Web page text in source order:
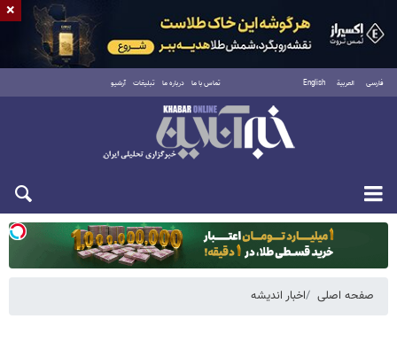
فارسی العربية English تماس با ما درباره ما تبلیغات آرشیو
دوشنبه ۱۹ مرداد ۱۴۰۵
صفحه اصلی اخبار اندیشه
×